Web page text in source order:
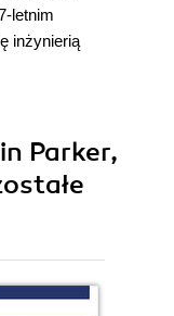
letnim
inżynierią
Parker,